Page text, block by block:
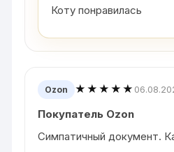
Коту понравилась
Ozon ★★★★★
Покупатель Ozon
Симпатичный документ.